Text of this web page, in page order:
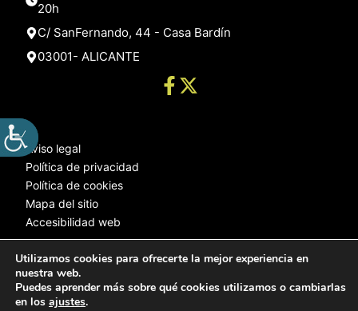
20h
C/ SanFernando, 44 - Casa Bardín
03001- ALICANTE
Aviso legal
Política de privacidad
Política de cookies
Mapa del sitio
Accesibilidad web
© 2025 Web desarrollada por el Servicio de Informática de Diputación
Utilizamos cookies para ofrecerte la mejor experiencia en
nuestra web.
Puedes aprender más sobre qué cookies utilizamos o cambiarlas
en los ajustes.